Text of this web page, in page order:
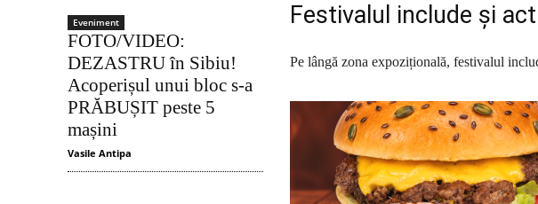
Eveniment
FOTO/VIDEO:
DEZASTRU în Sibiu!
Acoperișul unui bloc s-a
PRĂBUȘIT peste 5
mașini
Vasile Antipa
Festivalul include și
Pe lângă zona expozițională, festivalul